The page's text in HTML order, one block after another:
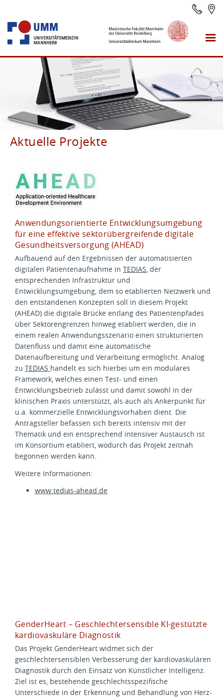
Aktuelle Projekte
Anwendungsorientierte Entwicklungsumgebung
für eine effektive sektorübergreifende digitale
Gesundheitsversorgung (AHEAD)
Aufbauend auf den Ergebnissen der automatisierten
digitalen Patientenaufnahme in TEDIAS , der
entsprechenden Infrastruktur und
Entwicklungsumgebung, dem so etablierten Netzwerk und
den entstandenen Konzepten soll in diesem Projekt
(AHEAD) die digitale Brücke entlang des Patientenpfades
über Sektorengrenzen hinweg etabliert werden, die in
einem realen Anwendungsszenario einen strukturierten
Datenfluss und damit eine automatische
Datenaufbereitung und Verarbeitung ermöglicht. Analog
zu TEDIAS handelt es sich hierbei um ein modulares
Framework, welches einen Test- und einen
Entwicklungsbetrieb zulässt und damit sowohl in der
klinischen Praxis unterstützt, als auch als Ankerpunkt für
u.a. kommerzielle Entwicklungsvorhaben dient. Die
Antragsteller befassen sich bereits intensiv mit der
Thematik und ein entsprechend intensiver Austausch ist
im Konsortium etabliert, wodurch das Projekt zeitnah
begonnen werden kann.
Weitere Informationen:
www.tedias-ahead.de
GenderHeart – Geschlechtersensible KI-gestützte
kardiovaskuläre Diagnostik
Das Projekt GenderHeart widmet sich der
geschlechtersensiblen Verbesserung der kardiovaskulären
Diagnostik durch den Einsatz von Künstlicher Intelligenz.
Ziel ist es, bestehende geschlechtsspezifische
Unterschiede in der Erkennung und Behandlung von Herz-